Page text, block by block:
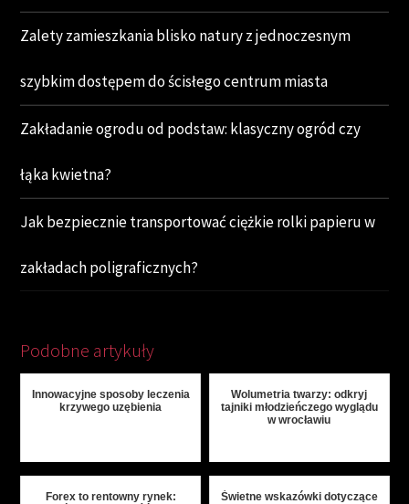
Zalety zamieszkania blisko natury z jednoczesnym
szybkim dostępem do ścisłego centrum miasta
Zakładanie ogrodu od podstaw: klasyczny ogród czy
łąka kwietna?
Jak bezpiecznie transportować ciężkie rolki papieru w
zakładach poligraficznych?
Podobne artykuły
Innowacyjne sposoby leczenia
krzywego uzębienia
Wolumetria twarzy: odkryj
tajniki młodzieńczego wyglądu
w wrocławiu
Forex to rentowny rynek:
Świetne wskazówki dotyczące